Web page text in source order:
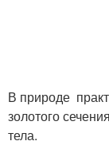
В природе
золотого
тела.